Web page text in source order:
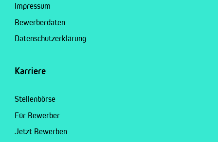
Impressum
Bewerberdaten
Datenschutzerklärung
Karriere
Stellenbörse
Für Bewerber
Jetzt Bewerben